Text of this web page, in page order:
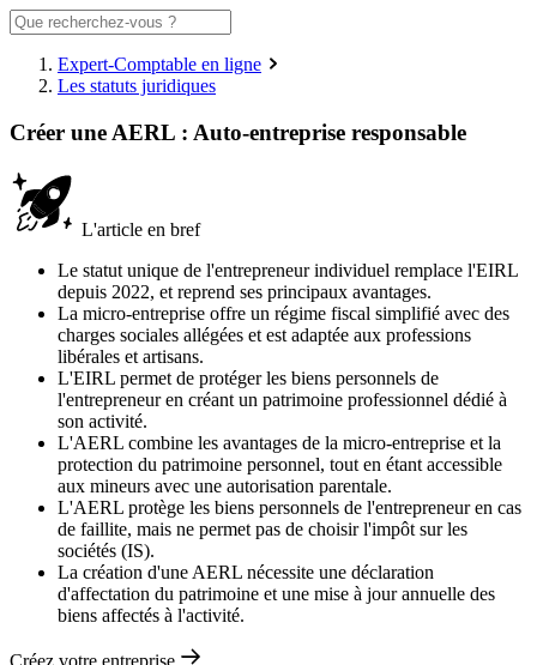
Expert-Comptable en ligne
Les statuts juridiques
Créer une AERL : Auto-entreprise responsable
L'article en bref
Le statut unique de l'entrepreneur individuel remplace l'EIRL
depuis 2022, et reprend ses principaux avantages.
La micro-entreprise offre un régime fiscal simplifié avec des
charges sociales allégées et est adaptée aux professions
libérales et artisans.
L'EIRL permet de protéger les biens personnels de
l'entrepreneur en créant un patrimoine professionnel dédié à
son activité.
L'AERL combine les avantages de la micro-entreprise et la
protection du patrimoine personnel, tout en étant accessible
aux mineurs avec une autorisation parentale.
L'AERL protège les biens personnels de l'entrepreneur en cas
de faillite, mais ne permet pas de choisir l'impôt sur les
sociétés (IS).
La création d'une AERL nécessite une déclaration
d'affectation du patrimoine et une mise à jour annuelle des
biens affectés à l'activité.
Créez votre entreprise